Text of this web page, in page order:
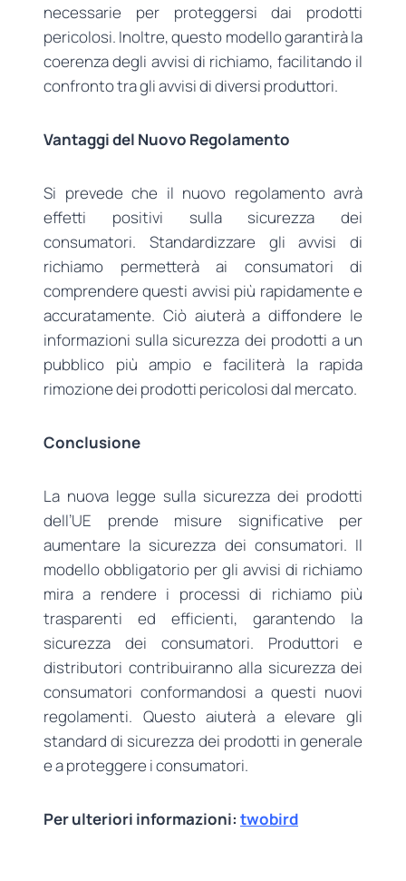
necessarie per proteggersi dai prodotti
pericolosi. Inoltre, questo modello garantirà la
coerenza degli avvisi di richiamo, facilitando il
confronto tra gli avvisi di diversi produttori.
Vantaggi del Nuovo Regolamento
Si prevede che il nuovo regolamento avrà
effetti positivi sulla sicurezza dei
consumatori. Standardizzare gli avvisi di
richiamo permetterà ai consumatori di
comprendere questi avvisi più rapidamente e
accuratamente. Ciò aiuterà a diffondere le
informazioni sulla sicurezza dei prodotti a un
pubblico più ampio e faciliterà la rapida
rimozione dei prodotti pericolosi dal mercato.
Conclusione
La nuova legge sulla sicurezza dei prodotti
dell’UE prende misure significative per
aumentare la sicurezza dei consumatori. Il
modello obbligatorio per gli avvisi di richiamo
mira a rendere i processi di richiamo più
trasparenti ed efficienti, garantendo la
sicurezza dei consumatori. Produttori e
distributori contribuiranno alla sicurezza dei
consumatori conformandosi a questi nuovi
regolamenti. Questo aiuterà a elevare gli
standard di sicurezza dei prodotti in generale
e a proteggere i consumatori.
Per ulteriori informazioni: twobird